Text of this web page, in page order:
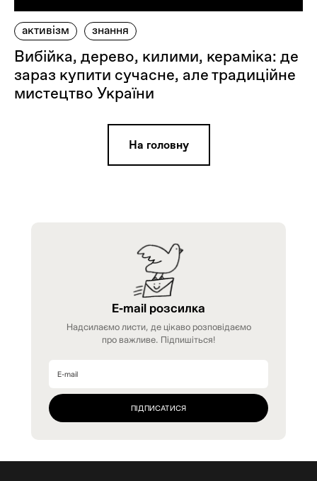
активізм знання
Вибійка, дерево, килими, кераміка: де
зараз купити сучасне, але традиційне
мистецтво України
На головну
E-mail розсилка
Надсилаємо листи, де цікаво розповідаємо
про важливе. Підпишіться!